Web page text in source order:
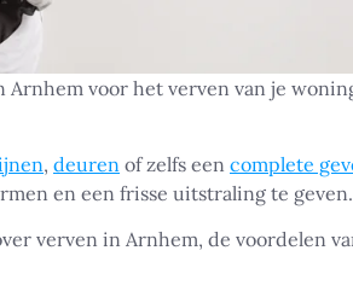
voor het verven van je
, deuren of zelfs een complete
en een frisse uitstraling te geven.
verven in Arnhem, de voordelen